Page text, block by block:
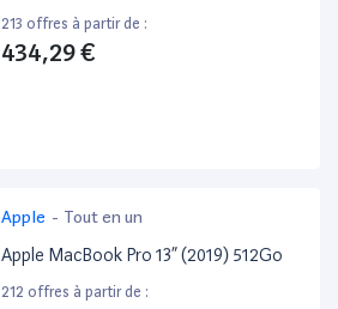
213 offres à partir de :
434,29 €
Apple - Tout en un
Apple MacBook Pro 13” (2019) 512Go
212 offres à partir de :